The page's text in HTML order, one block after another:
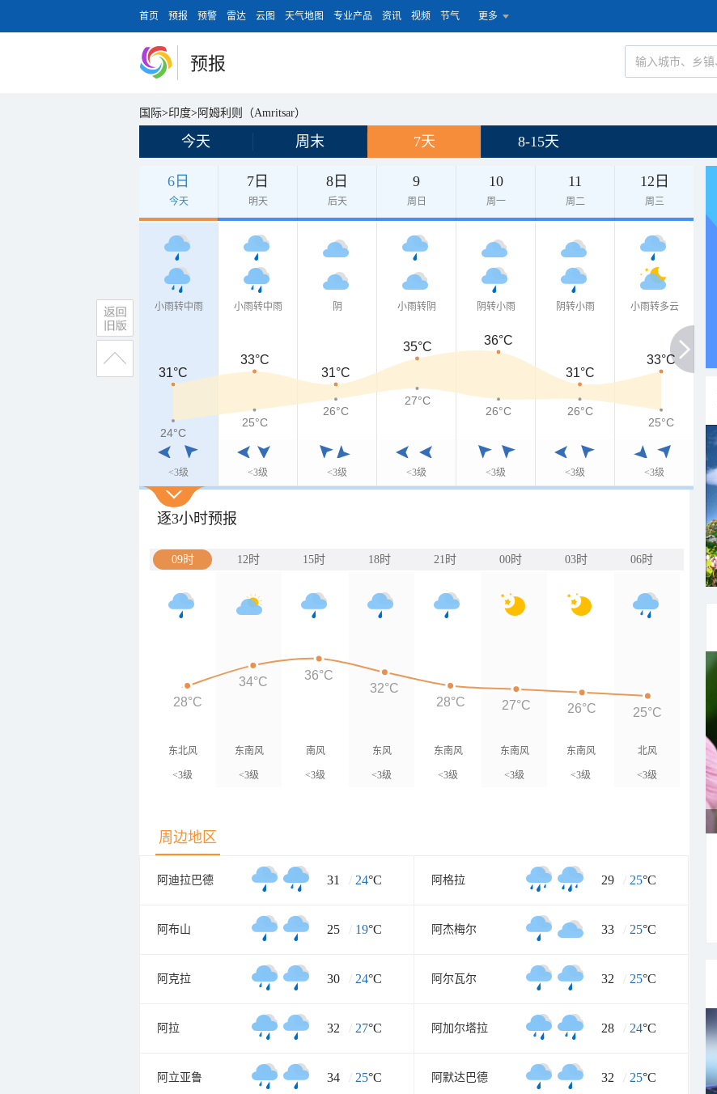
首页 预报 预警 雷达 云图 天气地图 专业产品 资讯 视频 节气 更多
预报
国际>印度> 阿姆利则（Amritsar）
今天 周末 7天 8-15天
6日
今天
7日
明天
8日
后天
9
周日
10
周一
11
周二
12日
周三
小雨转中雨
<3级
小雨转中雨
<3级
阴
<3级
小雨转阴
<3级
阴转小雨
<3级
阴转小雨
<3级
小雨转多云
<3级
31°C
31°C
33°C
31°C
35°C 36°C
31°C
33°C
24°C
24°C
25°C
26°C
27°C
26°C
26°C
25°C
逐3小时预报
09时 12时 15时 18时 21时 00时 03时 06时
东北风
<3级
东南风
<3级
南风
<3级
东风
<3级
东南风
<3级
东南风
<3级
东南风
<3级
北风
<3级
28°C
34°C 36°C
32°C
28°C
27°C 26°C 25°C
周边地区
阿迪拉巴德 31 / 24°C 阿格拉 29 / 25°C
阿布山 25 / 19°C 阿杰梅尔 33 / 25°C
阿克拉 30 / 24°C 阿尔瓦尔 32 / 25°C
阿拉 32 / 27°C 阿加尔塔拉 28 / 24°C
阿立亚鲁 34 / 25°C 阿默达巴德 32 / 25°C